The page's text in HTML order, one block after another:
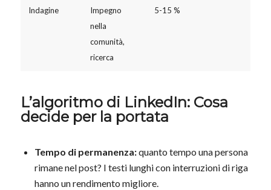
Indagine
Impegno
nella
comunità,
ricerca
5-15 %
L’algoritmo di LinkedIn: Cosa
decide per la portata
Tempo di permanenza:quanto tempo una persona
rimane nel post? I testi lunghi con interruzioni di riga
hanno un rendimento migliore.